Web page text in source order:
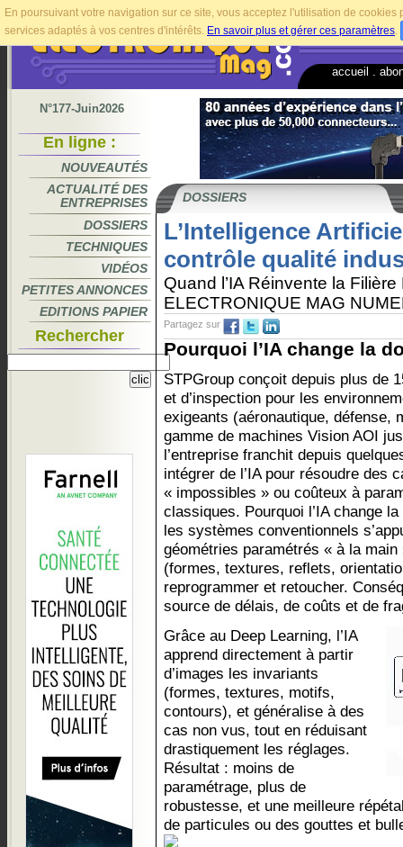
En poursuivant votre navigation sur ce site, vous acceptez l'utilisation de
services adaptés à vos centres d'intérêts. En savoir plus et gérer ces paramètres.
accueil
N°177-Juin2026
En ligne :
NOUVEAUTÉS
ACTUALITÉ DES
ENTREPRISES
DOSSIERS
TECHNIQUES
VIDÉOS
PETITES ANNONCES
EDITIONS PAPIER
Rechercher
DOSSIERS
L’Intelligence
contrôle qualité
Quand l’IA Réinvente la
ELECTRONIQUE MAG
Partagez sur
Pourquoi l’IA change la
STPGroup conçoit depuis plus de
et d’inspection pour les
exigeants (aéronautique, défense,
gamme de machines Vision AOI
l’entreprise franchit depuis
intégrer de l’IA pour résoudre des
« impossibles » ou coûteux à
classiques. Pourquoi l’IA change
les systèmes conventionnels
géométries paramétrés « à la main
(formes, textures, reflets,
reprogrammer et retoucher.
source de délais, de coûts et de
Grâce au Deep Learning, l’IA
apprend directement à partir
d’images les invariants
(formes, textures, motifs,
contours), et généralise à des
cas non vus, tout en réduisant
drastiquement les réglages.
Résultat : moins de
paramétrage, plus de
robustesse, et une meilleure
de particules ou des gouttes et